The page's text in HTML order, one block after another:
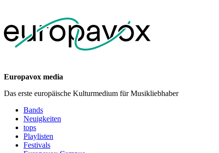
Europavox media
Das erste europäische Kulturmedium für Musikliebhaber
Bands
Neuigkeiten
tops
Playlisten
Festivals